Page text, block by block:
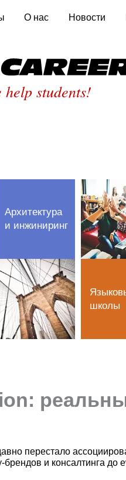
О нас Новости
help students!
Архитектура
и инжиниринг
школы
перестало
и консалтинга